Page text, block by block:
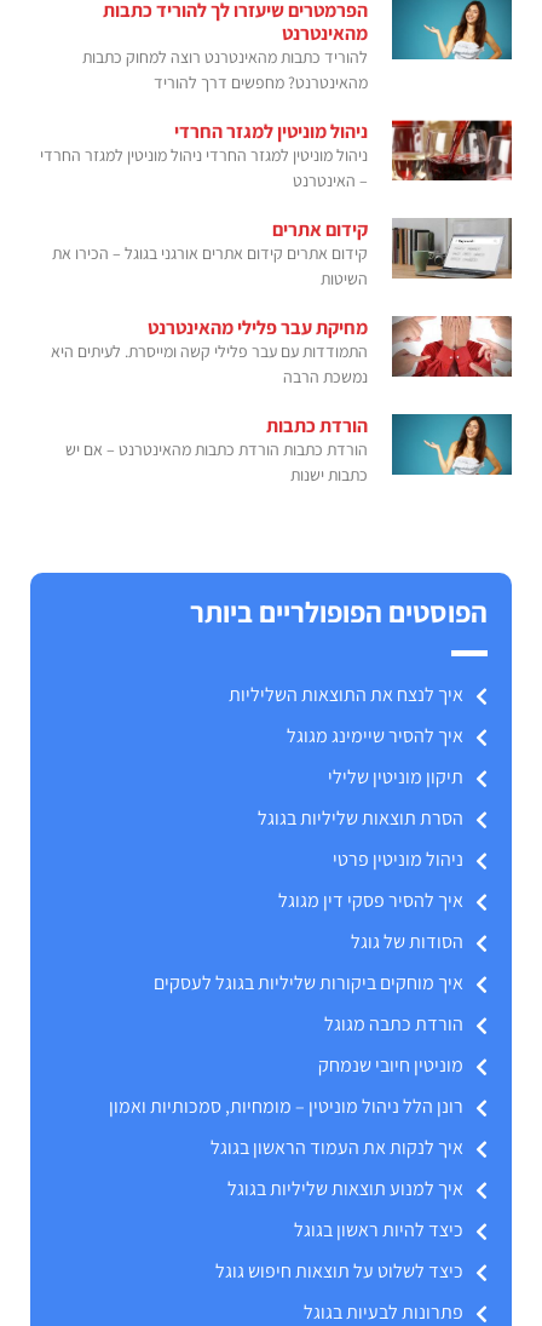
הפרמטרים שיעזרו לך להוריד כתבות
מהאינטרנט
להוריד כתבות מהאינטרנט רוצה למחוק כתבות
מהאינטרנט? מחפשים דרך להוריד
ניהול מוניטין למגזר החרדי
ניהול מוניטין למגזר החרדי ניהול מוניטין למגזר החרדי
– האינטרנט
קידום אתרים
קידום אתרים קידום אתרים אורגני בגוגל – הכירו את
השיטות
מחיקת עבר פלילי מהאינטרנט
התמודדות עם עבר פלילי קשה ומייסרת. לעיתים היא
נמשכת הרבה
הורדת כתבות
הורדת כתבות הורדת כתבות מהאינטרנט – אם יש
כתבות ישנות
הפוסטים הפופולריים ביותר
איך לנצח את התוצאות השליליות
איך להסיר שיימינג מגוגל
תיקון מוניטין שלילי
הסרת תוצאות שליליות בגוגל
ניהול מוניטין פרטי
איך להסיר פסקי דין מגוגל
הסודות של גוגל
איך מוחקים ביקורות שליליות בגוגל לעסקים
הורדת כתבה מגוגל
מוניטין חיובי שנמחק
רונן הלל ניהול מוניטין – מומחיות, סמכותיות ואמון
איך לנקות את העמוד הראשון בגוגל
איך למנוע תוצאות שליליות בגוגל
כיצד להיות ראשון בגוגל
כיצד לשלוט על תוצאות חיפוש גוגל
פתרונות לבעיות בגוגל